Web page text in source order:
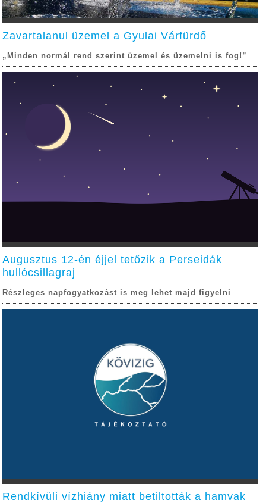
Zavartalanul üzemel a Gyulai Várfürdő
„Minden normál rend szerint üzemel és üzemelni is fog!”
Augusztus 12-én éjjel tetőzik a Perseidák
hullócsillagraj
Részleges napfogyatkozást is meg lehet majd figyelni
Rendkívüli vízhiány miatt betiltották a hamvak